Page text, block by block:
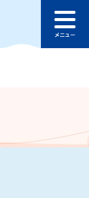
ュ